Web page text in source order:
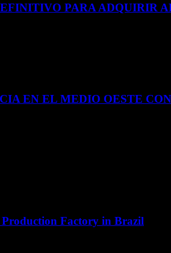
PARA ADQUIRIR
EN EL MEDIO OESTE
Factory in Brazil